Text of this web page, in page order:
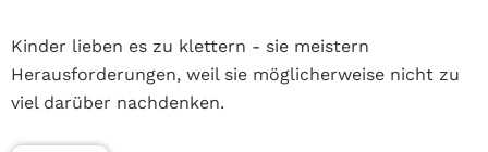
Kinder lieben es zu klettern - sie meistern
Herausforderungen, weil sie möglicherweise nicht zu
viel darüber nachdenken.